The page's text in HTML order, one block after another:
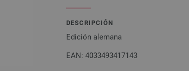
DESCRIPCIÓN
Edición alemana
EAN: 4033493417143